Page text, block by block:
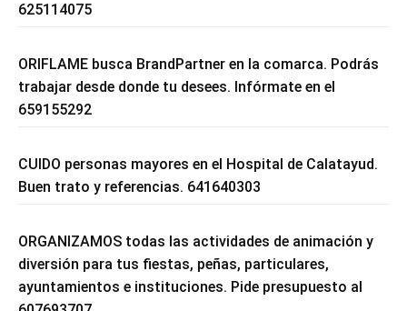
625114075
ORIFLAME busca BrandPartner en la comarca. Podrás
trabajar desde donde tu desees. Infórmate en el
659155292
CUIDO personas mayores en el Hospital de Calatayud.
Buen trato y referencias. 641640303
ORGANIZAMOS todas las actividades de animación y
diversión para tus fiestas, peñas, particulares,
ayuntamientos e instituciones. Pide presupuesto al